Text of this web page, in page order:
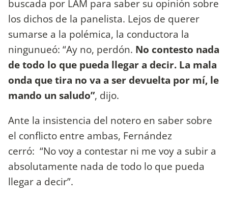
buscada por LAM para saber su opinión sobre
los dichos de la panelista. Lejos de querer
sumarse a la polémica, la conductora la
ningunueó: “Ay no, perdón. No contesto nada
de todo lo que pueda llegar a decir. La mala
onda que tira no va a ser devuelta por mí, le
mando un saludo”, dijo.
Ante la insistencia del notero en saber sobre
el conflicto entre ambas, Fernández
cerró: “No voy a contestar ni me voy a subir a
absolutamente nada de todo lo que pueda
llegar a decir”.